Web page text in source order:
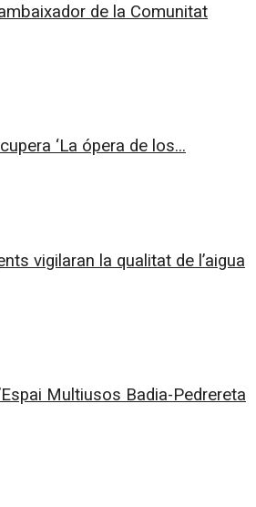
de la Comunitat
‘La ópera de los...
vigilaran la qualitat de l’aigua
Multiusos Badia-Pedrereta